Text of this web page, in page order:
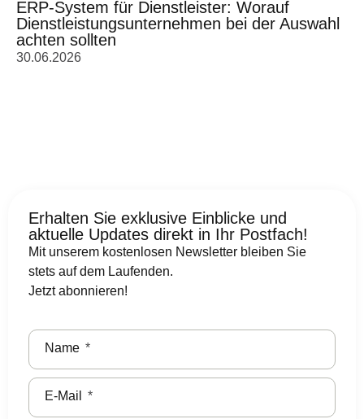
ERP-System für Dienstleister: Worauf
Dienstleistungsunternehmen bei der Auswahl
achten sollten
30.06.2026
Erhalten Sie exklusive Einblicke und
aktuelle Updates direkt in Ihr Postfach!
Mit unserem kostenlosen Newsletter bleiben Sie
stets auf dem Laufenden.
Jetzt abonnieren!
Name
E-Mail